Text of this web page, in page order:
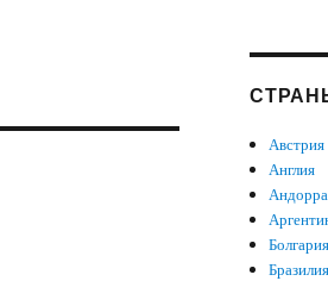
Австрия
Англия
Андорра
Болгария
Бразилия